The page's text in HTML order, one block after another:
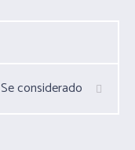
Se considerado